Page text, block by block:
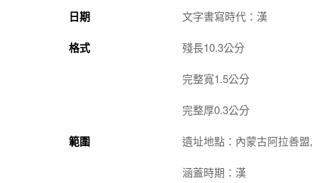
日期 文字書寫時代：漢
格式 殘長10.3公分
完整寬1.5公分
完整厚0.3公分
範圍 遺址地點：內蒙古阿拉善
涵蓋時期：漢